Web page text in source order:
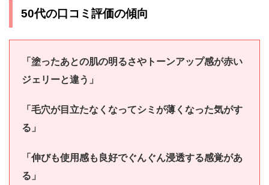
50代の口コミ評価の傾向
「塗ったあとの肌の明るさやトーンアップ感が赤い
ジェリーと違う」
「毛穴が目立たなくなってシミが薄くなった気がす
る」
「伸びも使用感も良好でぐんぐん浸透する感覚があ
る」